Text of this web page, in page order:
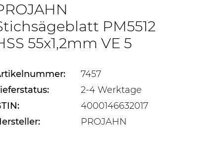
PM5512
55x1,2mm VE 5
7457
2-4 Werktage
4000146632017
PROJAHN